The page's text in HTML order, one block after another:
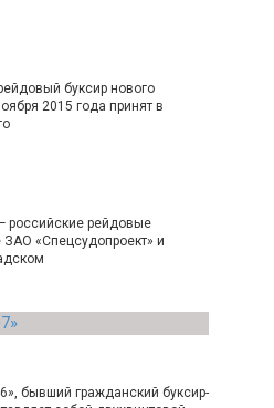
буксир нового
2015 года принят в
российские рейдовые
«Спецсудопроект» и
бывший гражданский буксир-